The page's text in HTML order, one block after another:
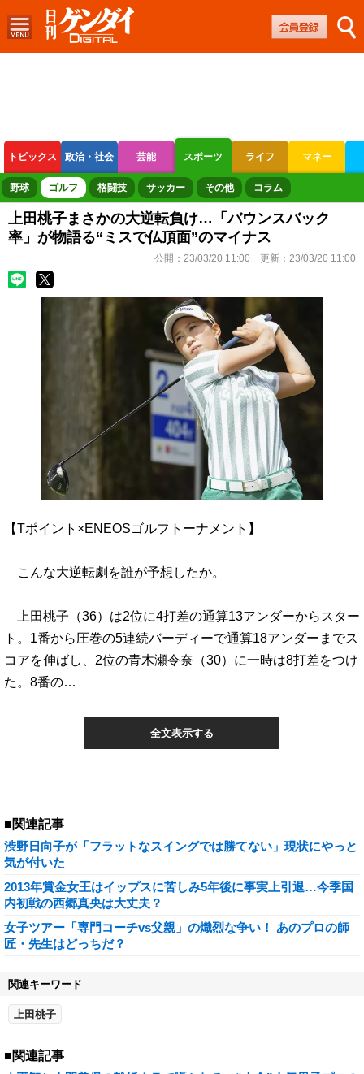
トピックス 政治・社会 芸能 スポーツ ライフ マネー
ボートレース 競輪 オートレース
野球 ゴルフ 格闘技 サッカー その他 コラム
上田桃子まさかの大逆転負け…「バウンスバック
率」が物語る“ミスで仏頂面”のマイナス
公開： 23/03/20 11:00 更新： 23/03/20 11:00
【Tポイント×ENEOSゴルフトーナメント】
こんな大逆転劇を誰が予想したか。
上田桃子（36）は2位に4打差の通算13アンダーからスター
ト。1番から圧巻の5連続バーディーで通算18アンダーまでス
コアを伸ばし、2位の青木瀬令奈（30）に一時は8打差をつけ
た。8番の…
全文表示する
■関連記事
渋野日向子が「フラットなスイングでは勝てない」現状にやっと
気が付いた
2013年賞金女王はイップスに苦しみ5年後に事実上引退…今季国
内初戦の西郷真央は大丈夫？
女子ツアー「専門コーチvs父親」の熾烈な争い！ あのプロの師
匠・先生はどっちだ？
関連キーワード
上田桃子
■関連記事